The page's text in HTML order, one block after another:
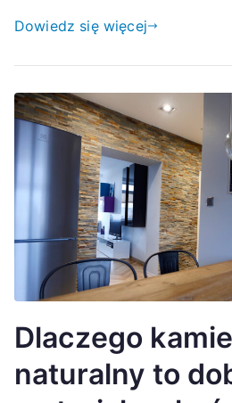
Dowiedz się więcej
Dlaczego
naturalny to